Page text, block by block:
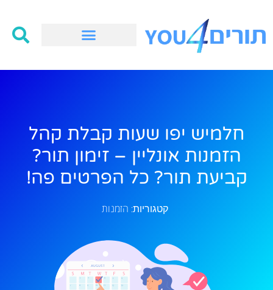
חלמיש יפו שעות קבלת קהל
הזמנות אונליין – זימון תור?
קביעת תור? כל הפרטים פה!
קטגוריות: הזמנות